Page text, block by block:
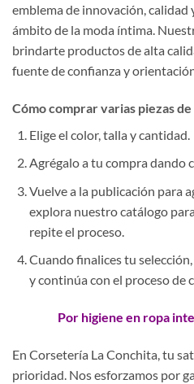
emblema de innovación, calidad
ámbito de la moda íntima.
brindarte productos de alta
fuente de confianza y
Cómo comprar varias piezas
Elige el color, talla y cantidad.
Agrégalo a tu compra dando
Vuelve a la publicación para
explora nuestro catálogo
repite el proceso.
Cuando finalices tu
y continúa con el proceso de
Por higiene en ropa
En Corsetería La Conchita, tu
prioridad. Nos esforzamos por